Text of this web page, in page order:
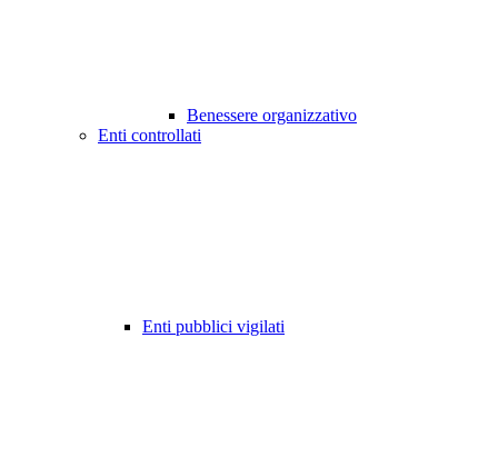
Benessere organizzativo
Enti controllati
Enti pubblici vigilati